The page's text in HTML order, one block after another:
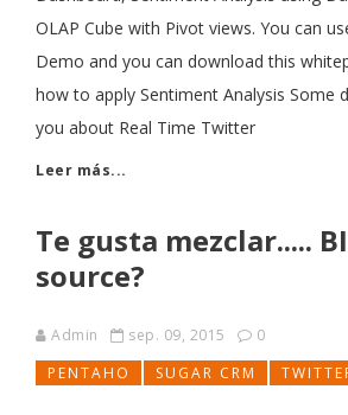
OLAP Cube with Pivot views. You can
Demo and you can download this
how to apply Sentiment Analysis Some
you about Real Time Twitter
Leer más...
Te gusta mezclar.....
source?
Admin sep. 09, 2015
0
PENTAHO
SUGAR CRM